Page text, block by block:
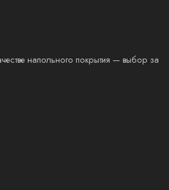
напольного покрытия — выбор за